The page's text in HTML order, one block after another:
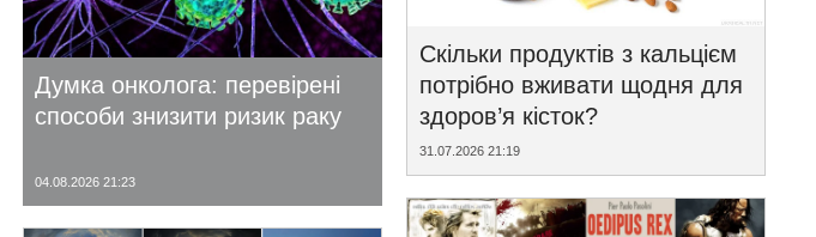
Думка онколога: перевірені
способи знизити ризик раку
04.08.2026 21:23
Скільки продуктів з кальцієм
потрібно вживати щодня для
здоров’я кісток?
31.07.2026 21:19